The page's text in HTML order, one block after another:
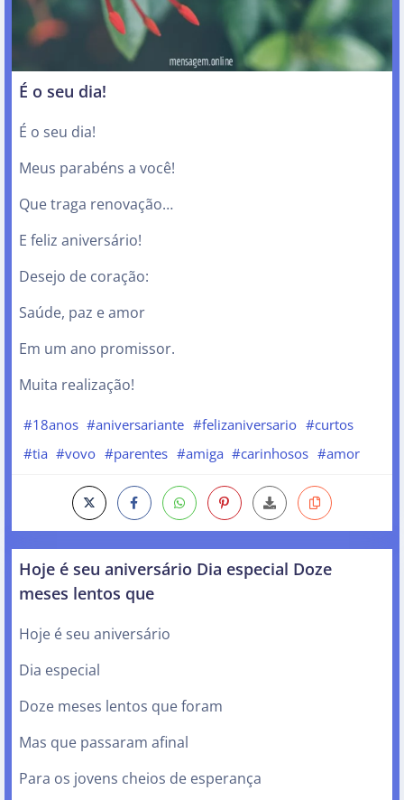
É o seu dia!
É o seu dia!
Meus parabéns a você!
Que traga renovação…
E feliz aniversário!
Desejo de coração:
Saúde, paz e amor
Em um ano promissor.
Muita realização!
#18anos #aniversariante #felizaniversario #curtos
#tia #vovo #parentes #amiga #carinhosos #amor
Hoje é seu aniversário Dia especial Doze
meses lentos que
Hoje é seu aniversário
Dia especial
Doze meses lentos que foram
Mas que passaram afinal
Para os jovens cheios de esperança